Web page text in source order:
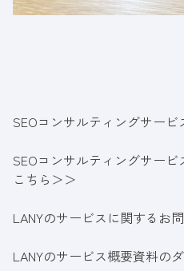
SEOコンサルティングサー
SEOコンサルティングサー
こちら＞＞
LANYのサービスに関するお
LANYのサービス概要資料の